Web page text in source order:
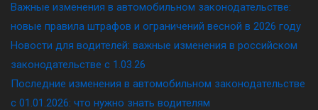
Важные изменения в автомобильном законодательстве:
новые правила штрафов и ограничений весной в 2026 году
Новости для водителей: важные изменения в российском
законодательстве c 1.03.26
Последние изменения в автомобильном законодательстве
c 01.01.2026: что нужно знать водителям